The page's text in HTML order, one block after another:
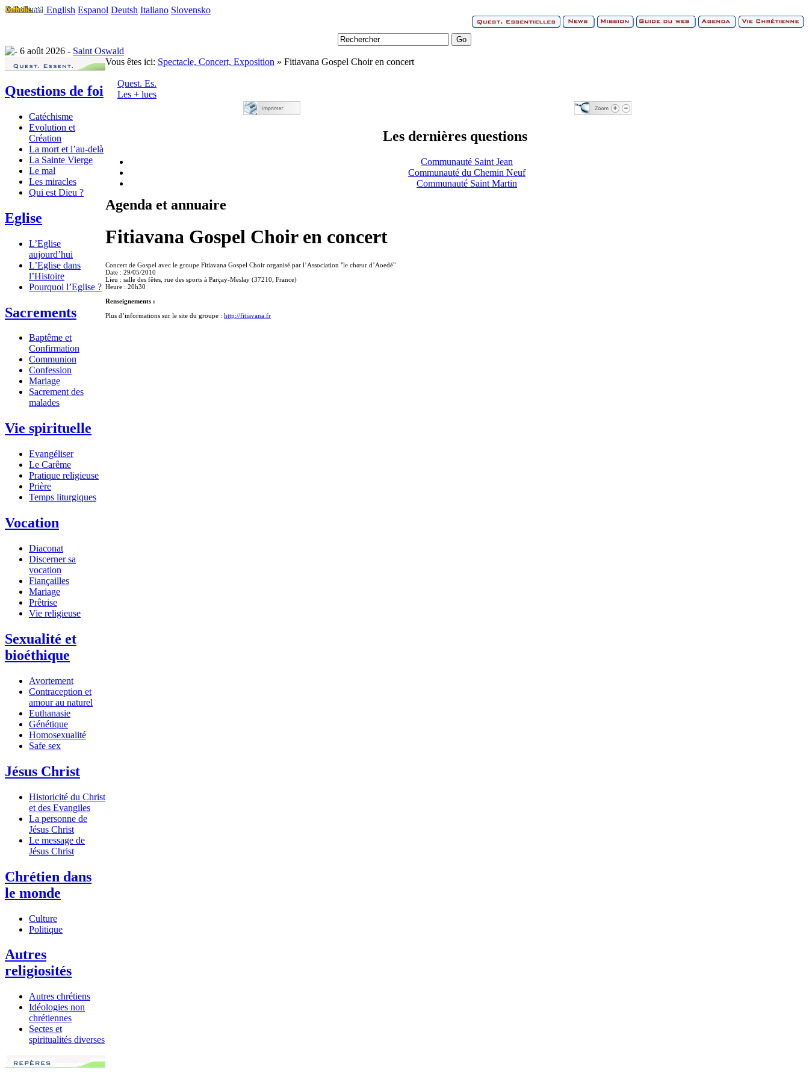
English Espanol Deutsh Italiano Slovensko
6 août 2026 - Saint Oswald
Questions de foi
Catéchisme
Evolution et
Création
La mort et l’au-delà
La Sainte Vierge
Le mal
Les miracles
Qui est Dieu ?
Eglise
L’Eglise
aujourd’hui
L’Eglise dans
l’Histoire
Pourquoi l’Eglise ?
Sacrements
Baptême et
Confirmation
Communion
Confession
Mariage
Sacrement des
malades
Vie spirituelle
Evangéliser
Le Carême
Pratique religieuse
Prière
Temps liturgiques
Vocation
Diaconat
Discerner sa
vocation
Fiançailles
Mariage
Prêtrise
Vie religieuse
Sexualité et
bioéthique
Avortement
Contraception et
amour au naturel
Euthanasie
Génétique
Homosexualité
Safe sex
Jésus Christ
Historicité du Christ
et des Evangiles
La personne de
Jésus Christ
Le message de
Jésus Christ
Chrétien dans
le monde
Culture
Politique
Autres
religiosités
Autres chrétiens
Idéologies non
chrétiennes
Sectes et
spiritualités diverses
Vous êtes ici: Spectacle, Concert, Exposition » Fitiavana Gospel Choir en concert
Quest. Es.
Les + lues
Les dernières questions
Communauté Saint Jean
Communauté du Chemin Neuf
Communauté Saint Martin
Agenda et annuaire
Fitiavana Gospel Choir en concert
Concert de Gospel avec le groupe Fitiavana Gospel Choir organisé par l’Association "le chœur d’Aoedé"
Date : 29/05/2010
Lieu : salle des fêtes, rue des sports à Parçay-Meslay (37210, France)
Heure : 20h30
Renseignements :
Plus d’informations sur le site du groupe : http://fitiavana.fr